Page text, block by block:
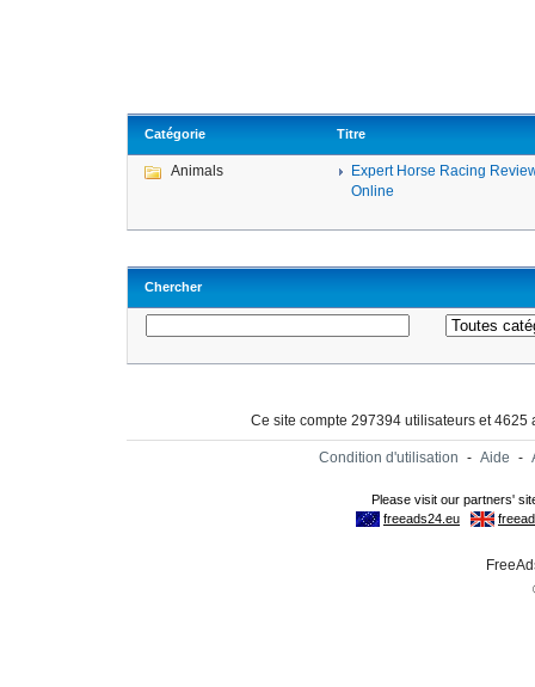
Catégorie Titre
Animals
Expert Horse Racing
Online
Chercher
Ce site compte 297394 utilisateurs et
Condition d'utilisation - Aide -